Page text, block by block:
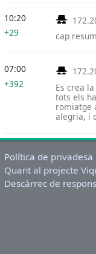
cap
10:20
+29
Es crea
tots els
romiatge
alegria, i
07:00
+392
Política de privadesa
Quant al projecte
Descàrrec de